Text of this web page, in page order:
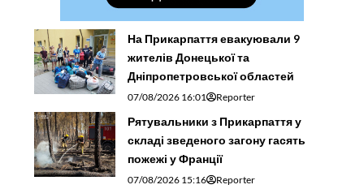
двічі зросла кількість випадків
туберкульозу в дітей
07/08/2026 14:26 Reporter